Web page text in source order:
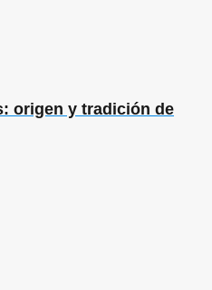
origen y tradición de